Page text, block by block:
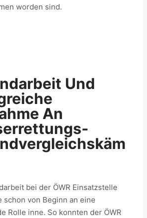
worden sind.
Und
An
bei der ÖWR Einsatzstelle
schon von Beginn an eine
Rolle inne. So konnten der ÖWR